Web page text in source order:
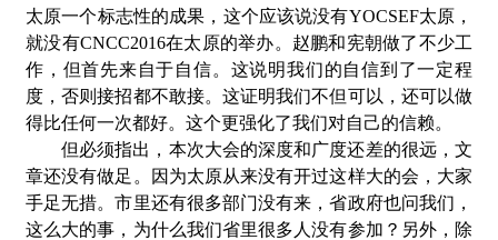
太原一个标志性的成果，这个应该说没有YOCSEF太原，
就没有CNCC2016在太原的举办。赵鹏和宪朝做了不少工
作，但首先来自于自信。这说明我们的自信到了一定程
度，否则接招都不敢接。这证明我们不但可以，还可以做
得比任何一次都好。这个更强化了我们对自己的信赖。
但必须指出，本次大会的深度和广度还差的很远，文
章还没有做足。因为太原从来没有开过这样大的会，大家
手足无措。市里还有很多部门没有来，省政府也问我们，
这么大的事，为什么我们省里很多人没有参加？另外，除